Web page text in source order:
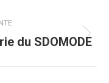
du SDOMODE